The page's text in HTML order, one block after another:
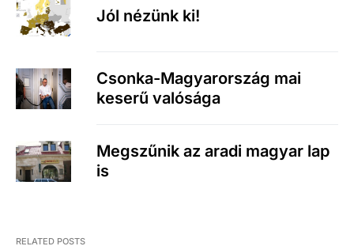
Jól nézünk ki!
Csonka-Magyarország mai
keserű valósága
Megszűnik az aradi magyar lap
is
RELATED POSTS